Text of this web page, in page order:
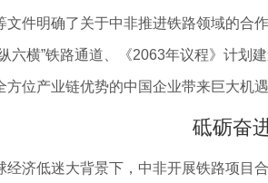
文件明确了关于中非推进铁路领域的合
六横”铁路通道、《2063年议程》计
位产业链优势的中国企业带来巨大机遇
砥砺奋
低迷大背景下，中非开展铁路项目